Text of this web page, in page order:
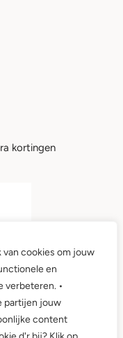
van cookies om jouw
en
verbeteren. •
partijen jouw
content
kortingen